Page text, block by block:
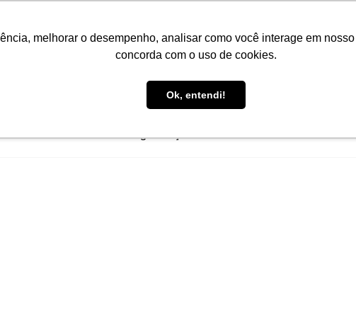
melhorar o desempenho, analisar como você interage em
concorda com o uso de cookies.
Ok, entendi!
Para doadores Para Organizações Sociais Conhecimento